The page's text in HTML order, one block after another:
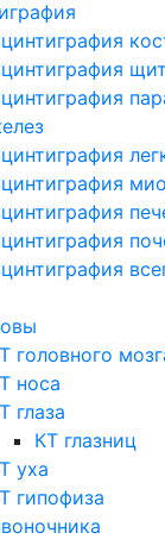
головного
носа
глаза
КТ глазниц
уха
гипофиза